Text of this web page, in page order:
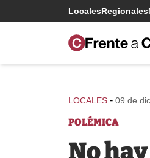
LocalesRegionales
LOCALES - 09 de
POLÉMICA
No